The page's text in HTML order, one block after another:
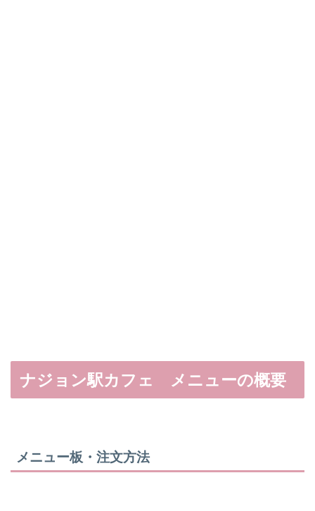
ナジョン駅カフェ メニューの概要
メニュー板・注文方法